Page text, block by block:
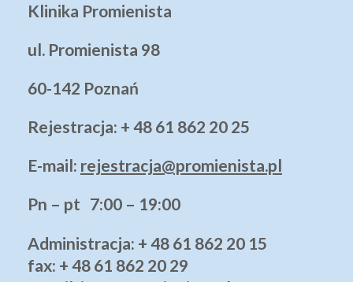
Klinika Promienista
ul. Promienista 98
60-142 Poznań
Rejestracja: + 48 61 862 20 25
E-mail: rejestracja@promienista.pl
Pn – pt 7:00 – 19:00
Administracja: + 48 61 862 20 15
fax: + 48 61 862 20 29